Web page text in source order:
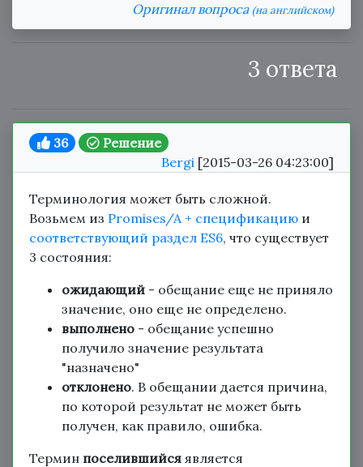
Оригинал вопроса (на английском)
3 ответа
36
Решение
Bergi [2015-03-26 04:23:00]
Терминология может быть сложной.
Возьмем из Promises/A + спецификацию и
соответствующий раздел ES6, что существует
3 состояния:
ожидающий - обещание еще не приняло
значение, оно еще не определено.
выполнено - обещание успешно
получило значение результата
"назначено"
отклонено. В обещании дается причина,
по которой результат не может быть
получен, как правило, ошибка.
Термин поселившийся является